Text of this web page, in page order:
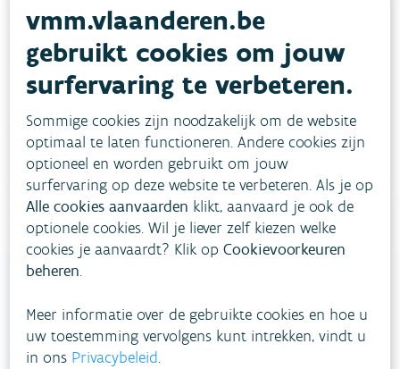
Heb je vragen?
meestgestelde vragen
Niet gevonden wat je zocht?
Vul ons
contactformulier in.
Bel gratis 1700
VLAAMSE
MILIEUMAATSCHAPPIJ
vmm.vlaanderen.be
gebruikt cookies om jouw
surfervaring te verbeteren.
Sommige cookies zijn noodzakelijk om de website
optimaal te laten functioneren. Andere cookies zijn
optioneel en worden gebruikt om jouw
surfervaring op deze website te verbeteren. Als je op
Alle cookies aanvaarden klikt, aanvaard je ook de
optionele cookies. Wil je liever zelf kiezen welke
cookies je aanvaardt? Klik opCookievoorkeuren
beheren.
Meer informatie over de gebruikte cookies en hoe u
uw toestemming vervolgens kunt intrekken, vindt u
in ons Privacybeleid.